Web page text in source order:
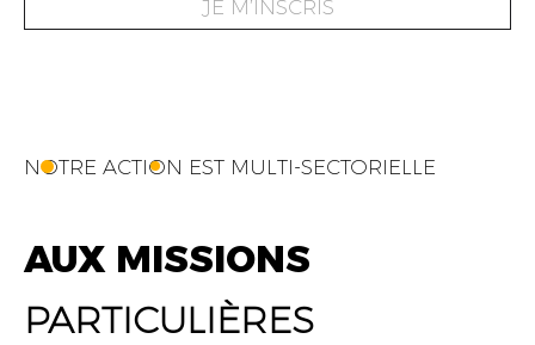
JE M’INSCRIS
NOTRE ACTION EST MULTI-SECTORIELLE
AUX MISSIONS
PARTICULIÈRES